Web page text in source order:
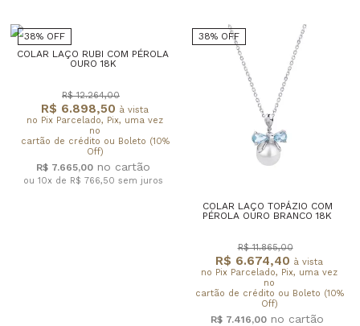
38% OFF
COLAR LAÇO RUBI COM PÉROLA
OURO 18K
R$ 6.898,50 à vista
no Pix Parcelado, Pix, uma vez
no
cartão de crédito ou Boleto (10%
Off)
R$ 12.264,00
R$ 7.665,00
ou 10x de R$ 766,50 sem juros
38% OFF
COLAR LAÇO TOPÁZIO COM
PÉROLA OURO BRANCO 18K
R$ 6.674,40 à vista
no Pix Parcelado, Pix, uma vez
no
cartão de crédito ou Boleto (10%
Off)
R$ 11.865,00
R$ 7.416,00